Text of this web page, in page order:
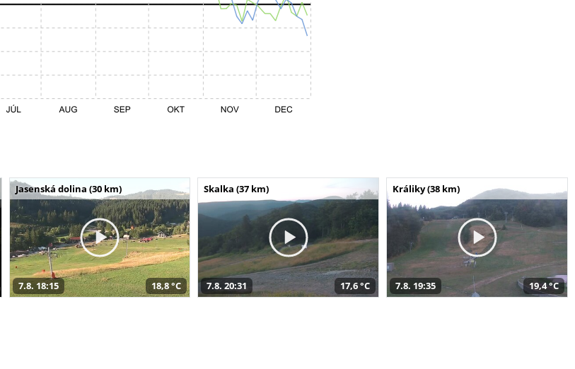
Jasenská dolina (30 km)
7.8. 18:15 18,8 °C
Skalka (37 km)
7.8. 20:31 17,6 °C
Králiky (38 km)
7.8. 19:35 19,4 °C